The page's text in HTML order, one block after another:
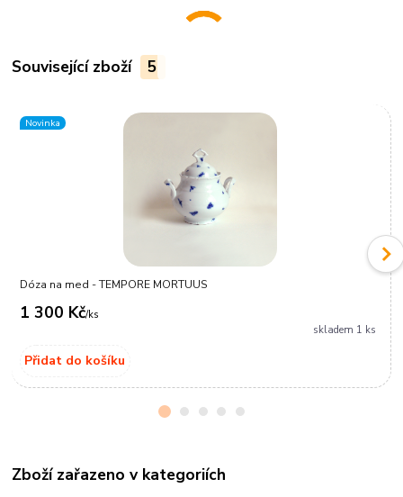
Související zboží 5
Novinka
Dóza na med - TEMPORE MORTUUS
1 300 Kč/ks
skladem 1 ks
Přidat do košíku
Zboží zařazeno v kategoriích